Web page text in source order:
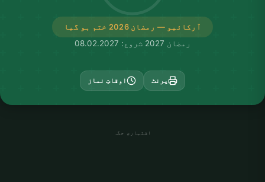
آرکائیو — رمضان 2026 ختم ہو گیا
رمضان 2027 شروع: 08.02.2027
پرنٹ اوقاتِ نماز
اشتہاری جگہ